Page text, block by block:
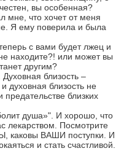
вы особенная?
мне, что хочет от меня
Я ему поверила и была
с вами будет лжец и
находите?! или может вы
другим?
близость –
духовная близость не
предательстве близких
душа»". И хорошо, что
лекарством. Посмотрите
каковы ВАШИ поступки. И
и стать счастливой.